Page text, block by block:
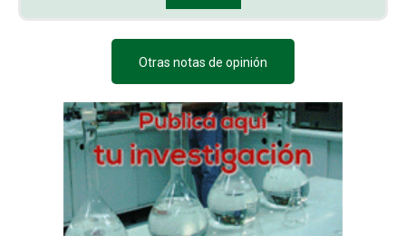
Otras notas de opinión